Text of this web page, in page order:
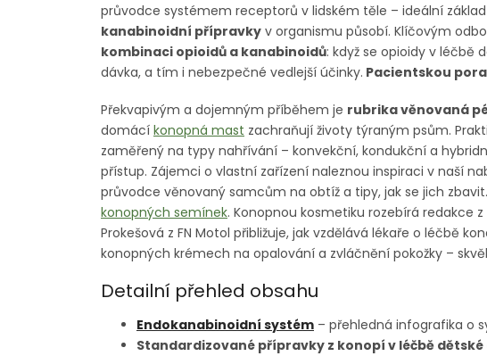
průvodce systémem receptorů v lidském těle – ideální
kanabinoidní přípravky v organismu působí. Klíčovým
kombinaci opioidů a kanabinoidů: když se opioidy v léčbě
dávka, a tím i nebezpečné vedlejší účinky. Pacientskou
Překvapivým a dojemným příběhem je rubrika věnovaná
domácí konopná mast zachraňují životy týraným psům.
zaměřený na typy nahřívání – konvekční, kondukční a
přístup. Zájemci o vlastní zařízení naleznou inspiraci v naší
průvodce věnovaný samcům na obtíž a tipy, jak se jich
konopných semínek. Konopnou kosmetiku rozebírá redakce
Prokešová z FN Motol přibližuje, jak vzdělává lékaře o léčbě
konopných krémech na opalování a zvláčnění pokožky –
Detailní přehled obsahu
Endokanabinoidní systém – přehledná infografika o
Standardizované přípravky z konopí v léčbě